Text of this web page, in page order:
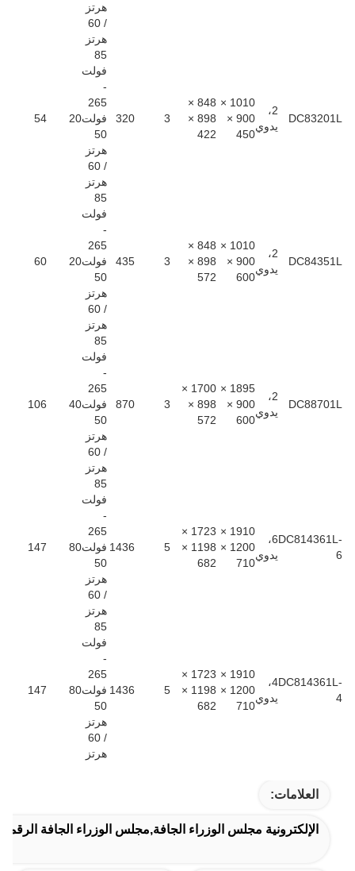
هرتز
/ 60
هرتز
DC83201L
2،
يدوي
1010 ×
900 ×
450
848 ×
898 ×
422
320
85
فولت
265
فولت
50
هرتز
/ 60
هرتز
20
54
DC84351L
2،
يدوي
1010 ×
900 ×
600
848 ×
898 ×
572
435
85
فولت
265
فولت
50
هرتز
/ 60
هرتز
20
60
DC88701L
2،
يدوي
1895 ×
900 ×
600
1700 ×
898 ×
572
870
85
فولت
265
فولت
50
هرتز
/ 60
هرتز
40
106
DC814361L- 6،
يدوي
1910 ×
1200 ×
710
1723 ×
1198 ×
682
5
1436
85
فولت
265
فولت
50
هرتز
/ 60
هرتز
80
147
DC814361L-
4
4،
يدوي
1910 ×
1200 ×
710
1723 ×
1198 ×
682
5
1436
85
فولت
265
فولت
50
هرتز
/ 60
هرتز
80
147
العلامات:
الإلكترونية مجلس الوزراء الجافة,مجلس الوزراء الجافة